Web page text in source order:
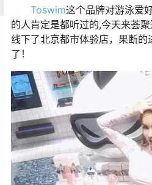
Toswim这个品牌对游泳爱
的人肯定是都听过的,今天来荟
线下了北京都市体验店，果断的
了！